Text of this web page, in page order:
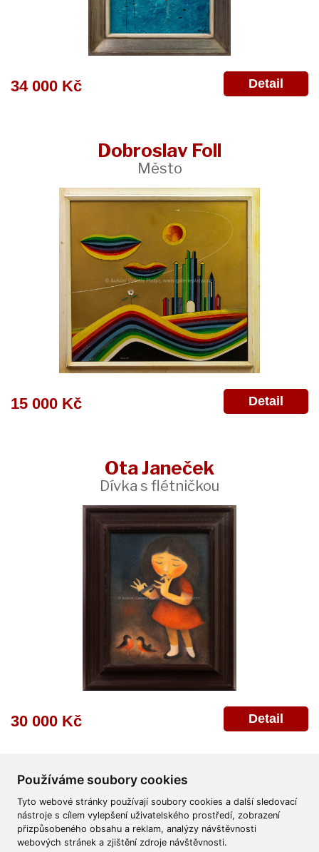
Používáme soubory cookies
Tyto webové stránky používají soubory cookies a další sledovací
nástroje s cílem vylepšení uživatelského prostředí, zobrazení
přizpůsobeného obsahu a reklam, analýzy návštěvnosti
webových stránek a zjištění zdroje návštěvnosti.
34 000 Kč Detail
Dobroslav Foll
Město
15 000 Kč Detail
Ota Janeček
Dívka s flétničkou
30 000 Kč Detail
Všeobecné obchodní podmínky Reklamační řád
Ochrana osobních údajů